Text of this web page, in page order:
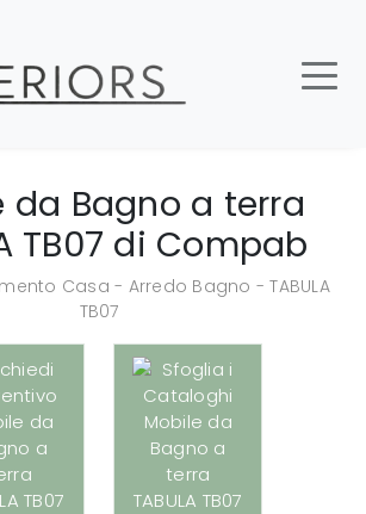
da Bagno a terra
TB07 di Compab
Casa - Arredo Bagno -TABULA
TB07